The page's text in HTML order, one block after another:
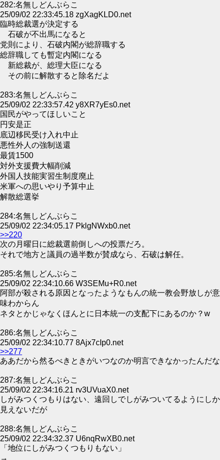
282:名無しどんぶらこ
25/09/02 22:33:45.18 zgXagKLD0.net
臨時総裁選が決定する
石破が不出馬になると
党則により、石破内閣が総辞職する
総辞職しても暫定内閣になる
新総裁が、総理大臣になる
その前に解散すると除名だよ
283:名無しどんぶらこ
25/09/02 22:33:57.42 y8XR7yEs0.net
国民がやってほしいこと
円安是正
底辺移民受け入れ中止
悪性外人の強制送還
最賃1500
対外支援費大幅削減
外国人技能実習生制度廃止
米軍への思いやり予算中止
解散総選挙
284:名無しどんぶらこ
25/09/02 22:34:05.17 PklgNWxb0.net
>>220
次の月曜日に総裁選前倒しへの投票だろ。
それで地方と議員の過半数が賛成なら、石破は解任。
285:名無しどんぶらこ
25/09/02 22:34:10.66 W3SEMu+R0.net
阿部が殺される原因となったようなもんの統一教会野放しが意
味わからん
ネタとかじゃなくほんとに日本統一の支配下にあるのか？w
286:名無しどんぶらこ
25/09/02 22:34:10.77 8Ajx7cIp0.net
>>277
ああだから然るべきときがいつなのか明言できなかったんだな
287:名無しどんぶらこ
25/09/02 22:34:16.21 rv3UVuaX0.net
しがみつくつもりはない、遠回しでしがみついてるようにしか
見えないだが
288:名無しどんぶらこ
25/09/02 22:34:32.37 U6nqRwXB0.net
「地位にしがみつくつもりもない」
→